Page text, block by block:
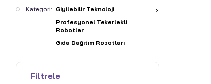
Kategori:
Giyilebilir Teknoloji
Profesyonel Tekerlekli
Robotlar
Gıda Dağıtım Robotları
✕
Filtrele